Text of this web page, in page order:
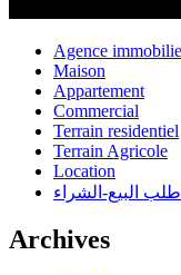
Agence
Maison
Appartement
Commercial
Terrain residentiel
Terrain Agricole
Location
البيع-الشراء
Archives